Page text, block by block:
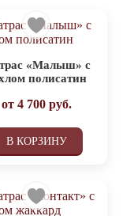
«Малыш» с
полисатин
от 4 700руб.
В КОРЗИНУ